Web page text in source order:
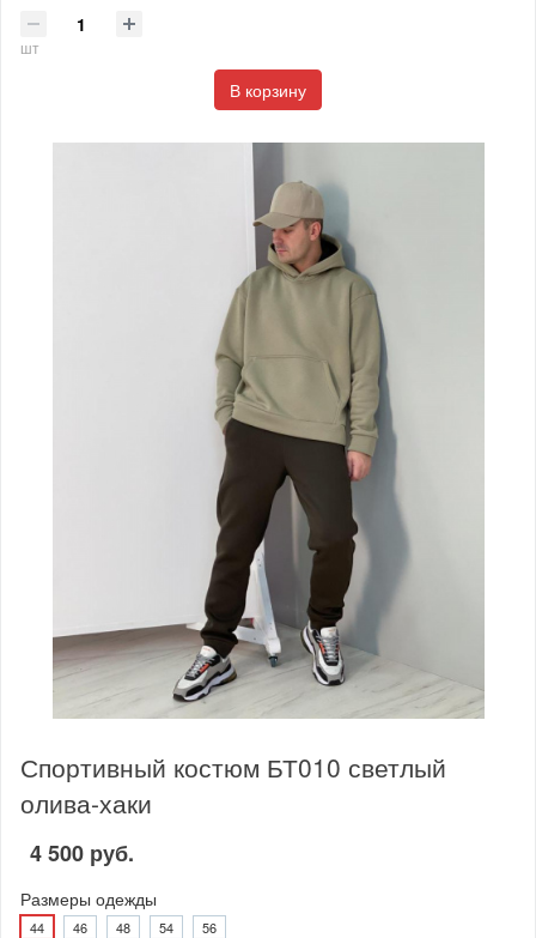
шт
В корзину
Спортивный костюм БТ010 светлый
олива-хаки
4 500 руб.
Размеры одежды
44 46 48 54 56